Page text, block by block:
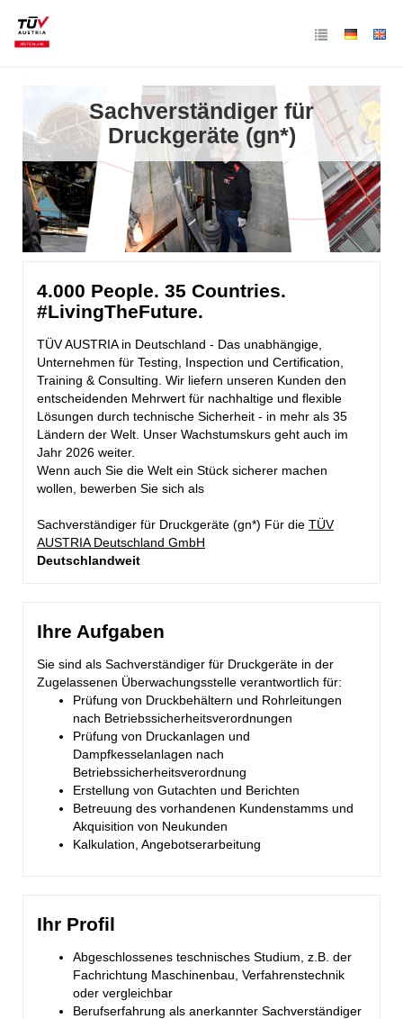
Sachverständiger für
Druckgeräte (gn*)
4.000 People. 35 Countries.
#LivingTheFuture.
TÜV AUSTRIA in Deutschland - Das unabhängige,
Unternehmen für Testing, Inspection und Certification,
Training & Consulting. Wir liefern unseren Kunden den
entscheidenden Mehrwert für nachhaltige und flexible
Lösungen durch technische Sicherheit - in mehr als 35
Ländern der Welt. Unser Wachstumskurs geht auch im
Jahr 2026 weiter.
Wenn auch Sie die Welt ein Stück sicherer machen
wollen, bewerben Sie sich als
Sachverständiger für Druckgeräte (gn*) Für die TÜV
AUSTRIA Deutschland GmbH
Deutschlandweit
Ihre Aufgaben
Sie sind als Sachverständiger für Druckgeräte in der
Zugelassenen Überwachungsstelle verantwortlich für:
Prüfung von Druckbehältern und Rohrleitungen
nach Betriebssicherheitsverordnungen
Prüfung von Druckanlagen und
Dampfkesselanlagen nach
Betriebssicherheitsverordnung
Erstellung von Gutachten und Berichten
Betreuung des vorhandenen Kundenstamms und
Akquisition von Neukunden
Kalkulation, Angebotserarbeitung
Ihr Profil
Abgeschlossenes teschnisches Studium, z.B. der
Fachrichtung Maschinenbau, Verfahrenstechnik
oder vergleichbar
Berufserfahrung als anerkannter Sachverständiger